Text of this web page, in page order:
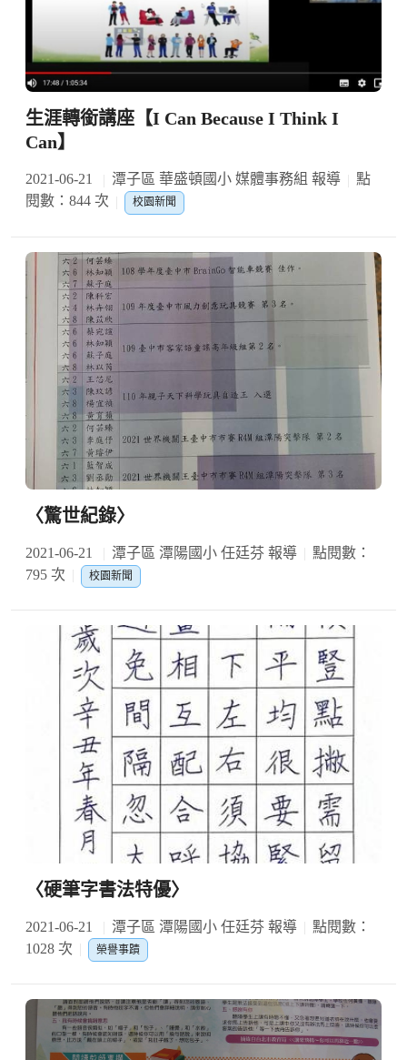
生涯轉銜講座【I Can Because I Think I
Can】
2021-06-21 潭子區 華盛頓國小 媒體事務組 報導
點
閱數：844 次
校園新聞
〈驚世紀錄〉
2021-06-21 潭子區 潭陽國小 任廷芬 報導
點閱數：
795 次
校園新聞
〈硬筆字書法特優〉
2021-06-21 潭子區 潭陽國小 任廷芬 報導
點閱數：
1028 次
榮譽事蹟